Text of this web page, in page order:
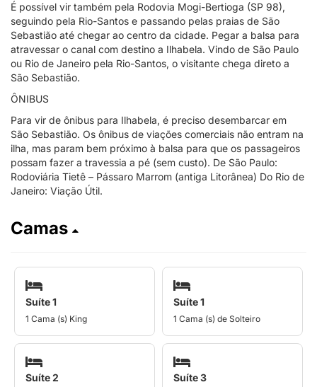
É possível vir também pela Rodovia Mogi-Bertioga (SP 98),
seguindo pela Rio-Santos e passando pelas praias de São
Sebastião até chegar ao centro da cidade. Pegar a balsa para
atravessar o canal com destino a Ilhabela. Vindo de São Paulo
ou Rio de Janeiro pela Rio-Santos, o visitante chega direto a
São Sebastião.
ÔNIBUS
Para vir de ônibus para Ilhabela, é preciso desembarcar em
São Sebastião. Os ônibus de viações comerciais não entram na
ilha, mas param bem próximo à balsa para que os passageiros
possam fazer a travessia a pé (sem custo). De São Paulo:
Rodoviária Tietê – Pássaro Marrom (antiga Litorânea) Do Rio de
Janeiro: Viação Útil.
Camas
Suíte 1
1 Cama (s) King
Suíte 1
1 Cama (s) de Solteiro
Suíte 2 Suíte 3